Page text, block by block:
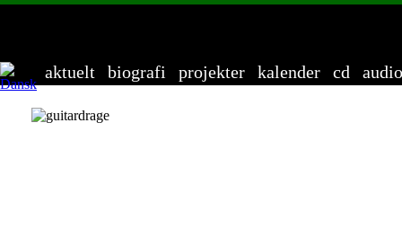
aktuelt biografi projekter kalender cd audio